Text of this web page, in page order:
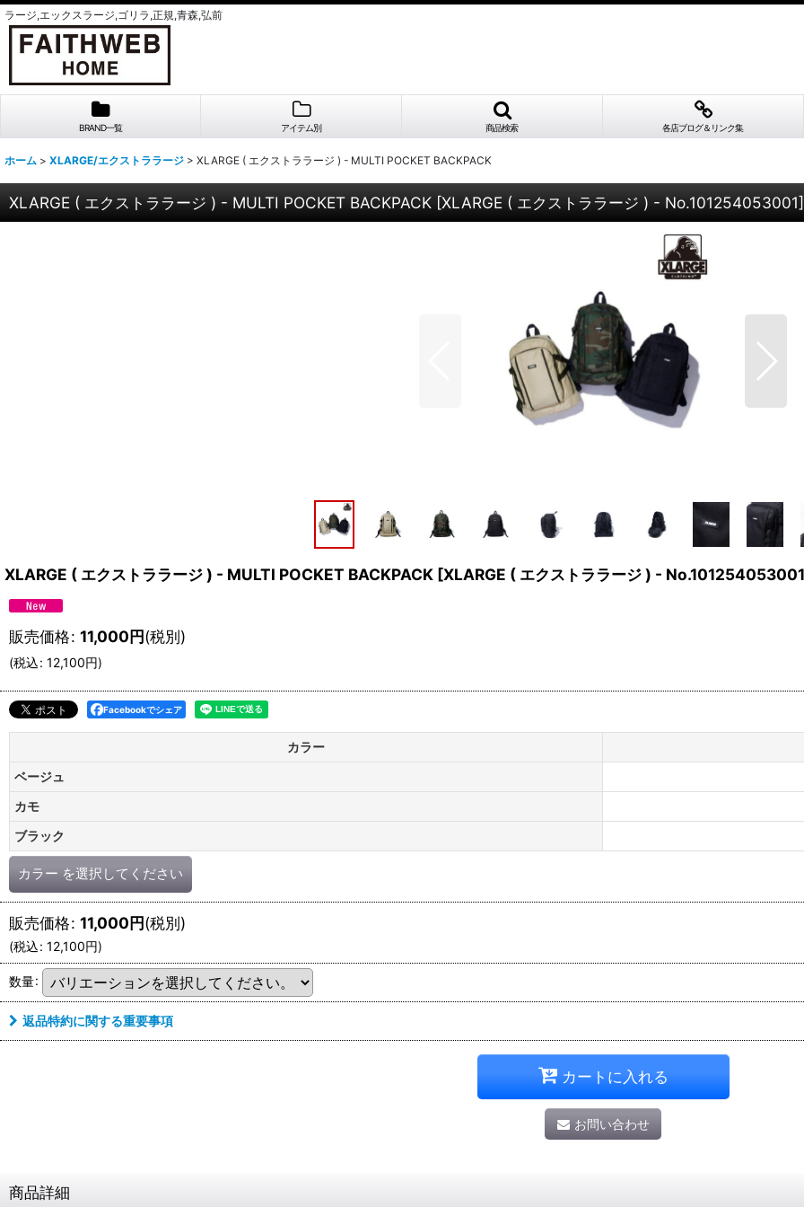
ラージ,エックスラージ,ゴリラ,正規,青森,弘前
BRAND一覧 アイテム別 商品検索 各店ブログ＆リンク集
ホーム > XLARGE/エクストララージ > XLARGE ( エクストララージ ) - MULTI POCKET BACKPACK
XLARGE ( エクストララージ ) - MULTI POCKET BACKPACK [XLARGE ( エクストララージ ) - No.101254053001]
XLARGE ( エクストララージ ) - MULTI POCKET BACKPACK [XLARGE ( エクストララージ ) - No.101254053001
販売価格: 11,000円(税別)
(税込: 12,100円)
Facebookでシェア
カラー
ベージュ
カモ
ブラック
カラー を選択してください
販売価格: 11,000円(税別)
(税込: 12,100円)
数量:
返品特約に関する重要事項
カートに入れる
お問い合わせ
商品詳細